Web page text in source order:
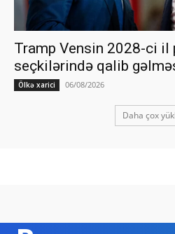
Tramp Vensin 2028-ci il
seçkilərində qalib
Ölkə xarici 06/08/2026
Daha çox